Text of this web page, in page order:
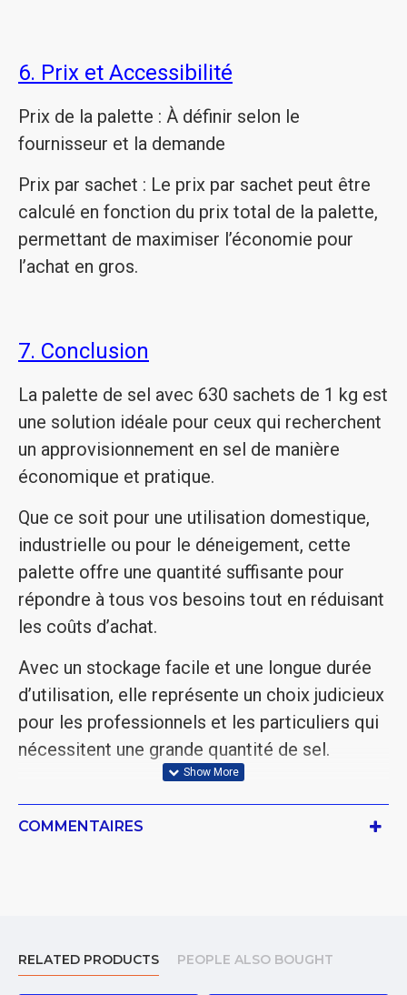
6. Prix et Accessibilité
Prix de la palette : À définir selon le
fournisseur et la demande
Prix par sachet : Le prix par sachet peut être
calculé en fonction du prix total de la palette,
permettant de maximiser l’économie pour
l’achat en gros.
7. Conclusion
La palette de sel avec 630 sachets de 1 kg est
une solution idéale pour ceux qui recherchent
un approvisionnement en sel de manière
économique et pratique.
Que ce soit pour une utilisation domestique,
industrielle ou pour le déneigement, cette
palette offre une quantité suffisante pour
répondre à tous vos besoins tout en réduisant
les coûts d’achat.
Avec un stockage facile et une longue durée
d’utilisation, elle représente un choix judicieux
pour les professionnels et les particuliers qui
nécessitent une grande quantité de sel.
COMMENTAIRES
RELATED PRODUCTS PEOPLE ALSO BOUGHT